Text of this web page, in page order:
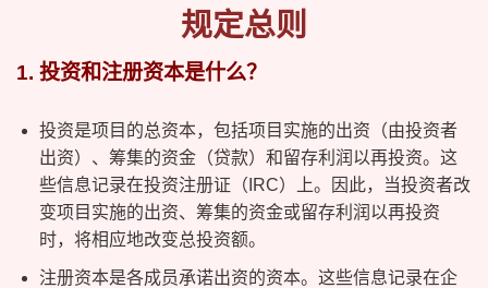
规定总则
1. 投资和注册资本是什么？
投资是项目的总资本，包括项目实施的出资（由投资者
出资）、筹集的资金（贷款）和留存利润以再投资。这
些信息记录在投资注册证（IRC）上。因此，当投资者改
变项目实施的出资、筹集的资金或留存利润以再投资
时，将相应地改变总投资额。
注册资本是各成员承诺出资的资本。这些信息记录在企